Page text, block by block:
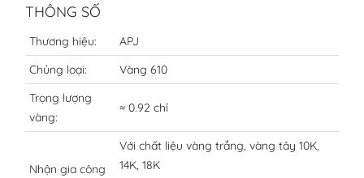
THÔNG SỐ
Thương hiệu:
APJ
Chủng loại:
Vàng 610
Trọng lượng
vàng:
≈ 0.92 chỉ
Nhận gia công
Với chất liệu vàng trắng, vàng tây 10K,
14K, 18K